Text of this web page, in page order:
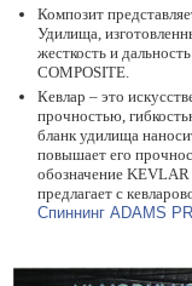
Композит
Удилища,
жесткость и
COMPOSITE.
Кевлар – это
прочностью,
бланк удилища
повышает его
обозначение
предлагает с
Спиннинг ADAMS